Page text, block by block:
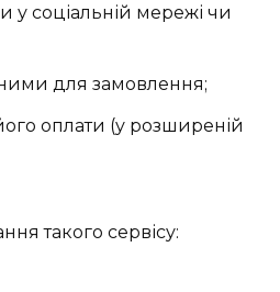
у соціальній мережі чи
для замовлення;
оплати (у розширеній
такого сервісу: